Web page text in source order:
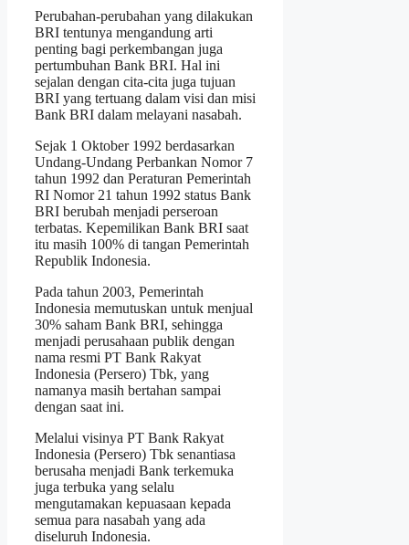
Perubahan-perubahan yang dilakukan
BRI tentunya mengandung arti
penting bagi perkembangan juga
pertumbuhan Bank BRI. Hal ini
sejalan dengan cita-cita juga tujuan
BRI yang tertuang dalam visi dan misi
Bank BRI dalam melayani nasabah.
Sejak 1 Oktober 1992 berdasarkan
Undang-Undang Perbankan Nomor 7
tahun 1992 dan Peraturan Pemerintah
RI Nomor 21 tahun 1992 status Bank
BRI berubah menjadi perseroan
terbatas. Kepemilikan Bank BRI saat
itu masih 100% di tangan Pemerintah
Republik Indonesia.
Pada tahun 2003, Pemerintah
Indonesia memutuskan untuk menjual
30% saham Bank BRI, sehingga
menjadi perusahaan publik dengan
nama resmi PT Bank Rakyat
Indonesia (Persero) Tbk, yang
namanya masih bertahan sampai
dengan saat ini.
Melalui visinya PT Bank Rakyat
Indonesia (Persero) Tbk senantiasa
berusaha menjadi Bank terkemuka
juga terbuka yang selalu
mengutamakan kepuasaan kepada
semua para nasabah yang ada
diseluruh Indonesia.